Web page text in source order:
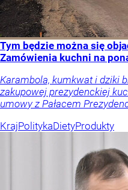
Tym będzie można się
Zamówienia kuchni na
Karambola, kumkwat i dziki
zakupowej prezydenckiej
umowy z Pałacem
KrajPolitykaDietyProdukty